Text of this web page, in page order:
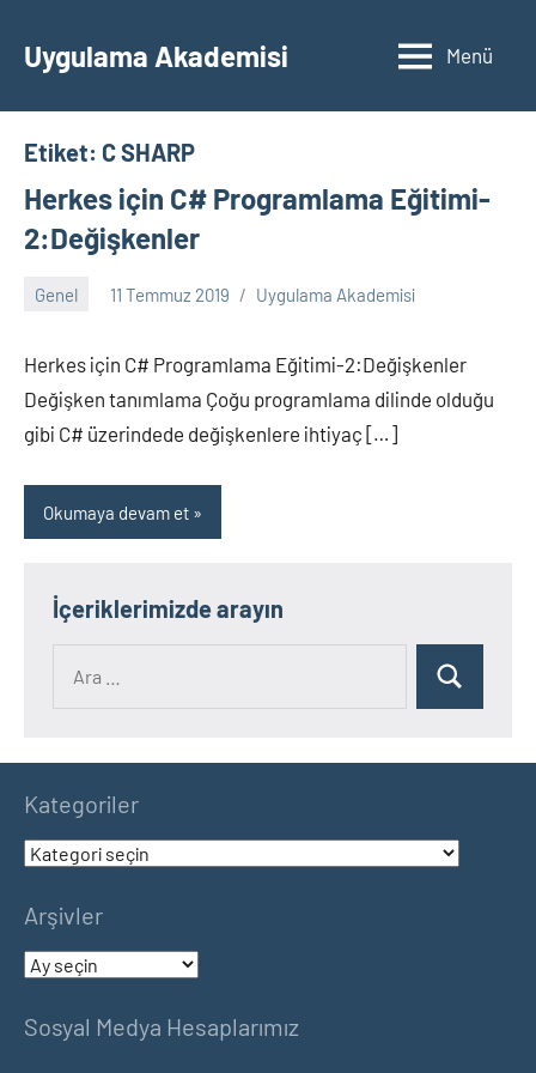
geçUygulama Akademisi Menü
Etiket: C SHARP
Herkes için C# Programlama Eğitimi-
2:Değişkenler
Genel 11 Temmuz 2019 Uygulama Akademisi
Herkes için C# Programlama Eğitimi-2:Değişkenler
Değişken tanımlama Çoğu programlama dilinde olduğu
gibi C# üzerindede değişkenlere ihtiyaç […]
Okumaya devam et
İçeriklerimizde arayın
Ara
Kategoriler
Kategoriler
Arşivler
Arşivler
Sosyal Medya Hesaplarımız